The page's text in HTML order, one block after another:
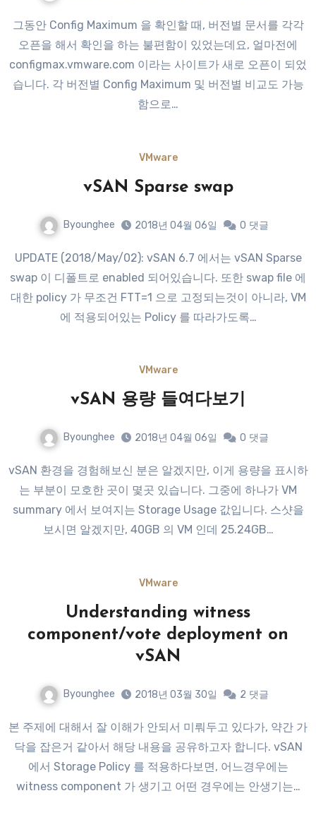
그동안 Config Maximum 을 확인할 때, 버전별 문서를 각각
오픈을 해서 확인을 하는 불편함이 있었는데요, 얼마전에
configmax.vmware.com 이라는 사이트가 새로 오픈이 되었
습니다. 각 버전별 Config Maximum 및 버전별 비교도 가능
함으로…
VMware
vSAN Sparse swap
Byounghee 2018년 04월 06일 0 댓글
UPDATE (2018/May/02): vSAN 6.7 에서는 vSAN Sparse
swap 이 디폴트로 enabled 되어있습니다. 또한 swap file 에
대한 policy 가 무조건 FTT=1 으로 고정되는것이 아니라, VM
에 적용되어있는 Policy 를 따라가도록…
VMware
vSAN 용량 들여다보기
Byounghee 2018년 04월 06일 0 댓글
vSAN 환경을 경험해보신 분은 알겠지만, 이게 용량을 표시하
는 부분이 모호한 곳이 몇곳 있습니다. 그중에 하나가 VM
summary 에서 보여지는 Storage Usage 값입니다. 스샷을
보시면 알겠지만, 40GB 의 VM 인데 25.24GB…
VMware
Understanding witness
component/vote deployment on
vSAN
Byounghee 2018년 03월 30일 2 댓글
본 주제에 대해서 잘 이해가 안되서 미뤄두고 있다가, 약간 가
닥을 잡은거 같아서 해당 내용을 공유하고자 합니다. vSAN
에서 Storage Policy 를 적용하다보면, 어느경우에는
witness component 가 생기고 어떤 경우에는 안생기는…